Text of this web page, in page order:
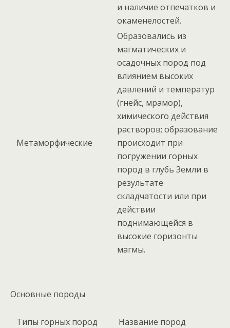
и наличие отпечатков и
окаменелостей.
Метаморфические
Образовались из
магматических и
осадочных пород под
влиянием высоких
давлений и температур
(гнейс, мрамор),
химического действия
растворов; образование
происходит при
погружении горных
пород в глубь Земли в
результате
складчатости или при
действии
поднимающейся в
высокие горизонты
магмы.
Основные породы
Типы горных пород Название пород